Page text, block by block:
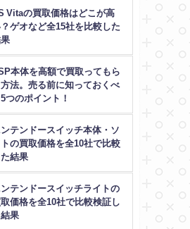
Vitaの買取価格はどこが高
ゲオなど全15社を比較した
本体を高額で買取ってもら
方法。売る前に知っておくべ
5つのポイント！
ンテンドースイッチ本体・ソ
の買取価格を全10社で比較
た結果
ンテンドースイッチライトの
価格を全10社で比較検証し
果